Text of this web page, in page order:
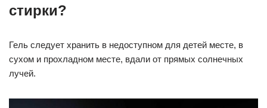
стирки?
Гель следует хранить в недоступном для детей месте, в
сухом и прохладном месте, вдали от прямых солнечных
лучей.